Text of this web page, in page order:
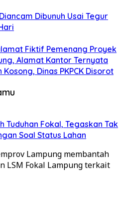
Dibunuh Usai Tegur
Fiktif Pemenang Proyek
Alamat Kantor Ternyata
Dinas PKPCK Disorot
Tuduhan Fokal, Tegaskan Tak
Soal Status Lahan
Lampung membantah
LSM Fokal Lampung terkait